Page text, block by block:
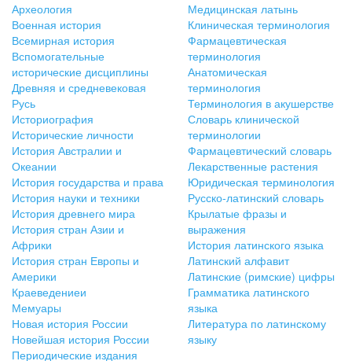
Археология
Военная история
Всемирная история
Вспомогательные
исторические дисциплины
Древняя и средневековая
Русь
Историография
Исторические личности
История Австралии и
Океании
История государства и права
История науки и техники
История древнего мира
История стран Азии и
Африки
История стран Европы и
Америки
Краеведениеи
Мемуары
Новая история России
Новейшая история России
Периодические издания
Медицинская латынь
Клиническая терминология
Фармацевтическая
терминология
Анатомическая
терминология
Терминология в акушерстве
Словарь клинической
терминологии
Фармацевтический словарь
Лекарственные растения
Юридическая терминология
Русско-латинский словарь
Крылатые фразы и
выражения
История латинского языка
Латинский алфавит
Латинские (римские) цифры
Грамматика латинского
языка
Литература по латинскому
языку